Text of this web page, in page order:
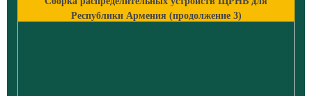
Республики Армения (продолжение 3)